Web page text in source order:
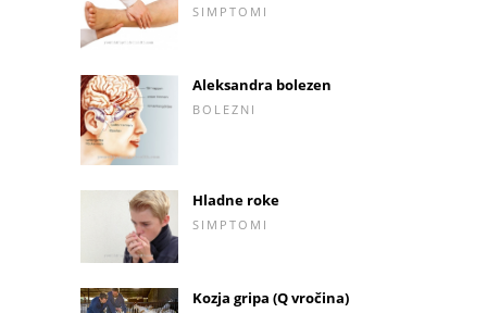
SIMPTOMI
Aleksandra bolezen
BOLEZNI
Hladne roke
SIMPTOMI
Kozja gripa (Q vročina)